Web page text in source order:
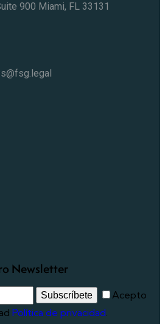
900 Miami, FL 33131
Newsletter
Subscríbete
Acepto
Política de privacidad.